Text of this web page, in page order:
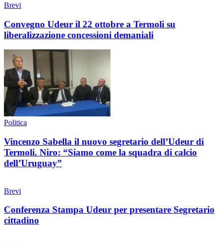
Brevi
Convegno Udeur il 22 ottobre a Termoli su
liberalizzazione concessioni demaniali
Politica
Vincenzo Sabella il nuovo segretario dell’Udeur di
Termoli. Niro: “Siamo come la squadra di calcio
dell’Uruguay”
Brevi
Conferenza Stampa Udeur per presentare Segretario
cittadino